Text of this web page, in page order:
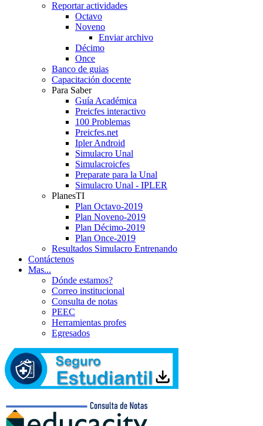
Reportar actividades
Octavo
Noveno
Enviar archivo
Décimo
Once
Banco de guias
Capacitación docente
Para Saber
Guía Académica
Preicfes interactivo
100 Problemas
Preicfes.net
Ipler Android
Simulacro Unal
Simulacroicfes
Preparate para la Unal
Simulacro Unal - IPLER
PlanesTI
Plan Octavo-2019
Plan Noveno-2019
Plan Décimo-2019
Plan Once-2019
Resultados Simulacro Entrenando
Contáctenos
Mas...
Dónde estamos?
Correo institucional
Consulta de notas
PEEC
Herramientas profes
Egresados